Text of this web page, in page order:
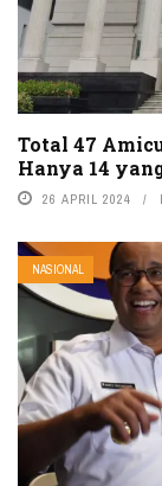
Total 47
Hanya 14
26 APRIL 2024
NASIONAL